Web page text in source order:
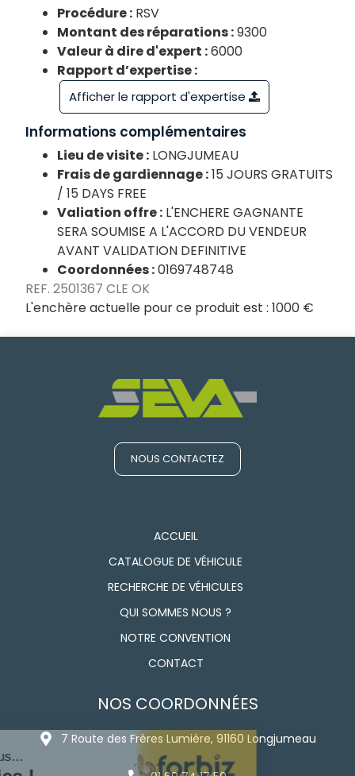
Procédure : RSV
Montant des réparations :9300
Valeur à dire d'expert :6000
Rapport d’expertise :
Afficher le rapport d'expertise
Informations complémentaires
Lieu de visite : LONGJUMEAU
Frais de gardiennage :15 JOURS GRATUITS
/ 15 DAYS FREE
Valiation offre : L'ENCHERE GAGNANTE
SERA SOUMISE A L'ACCORD DU VENDEUR
AVANT VALIDATION DEFINITIVE
Coordonnées :0169748748
REF. 2501367 CLE OK
L'enchère actuelle pour ce produit est :1000 €
NOUS CONTACTEZ
ACCUEIL
CATALOGUE DE VÉHICULE
RECHERCHE DE VÉHICULES
QUI SOMMES NOUS ?
NOTRE CONVENTION
CONTACT
NOS COORDONNÉES
7 Route des Frères Lumière, 91160 Longjumeau